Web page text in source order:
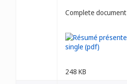
Complete document
248 KB